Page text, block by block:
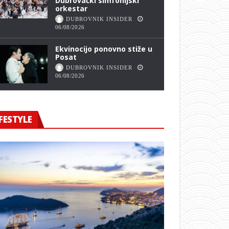
orkestar
DUBROVNIK INSIDER
06/08/2026
Ekvinocijo ponovno stiže u
Posat
DUBROVNIK INSIDER
06/08/2026